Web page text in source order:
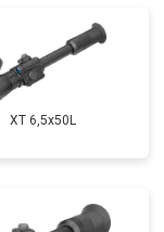
XT 6,5x50L